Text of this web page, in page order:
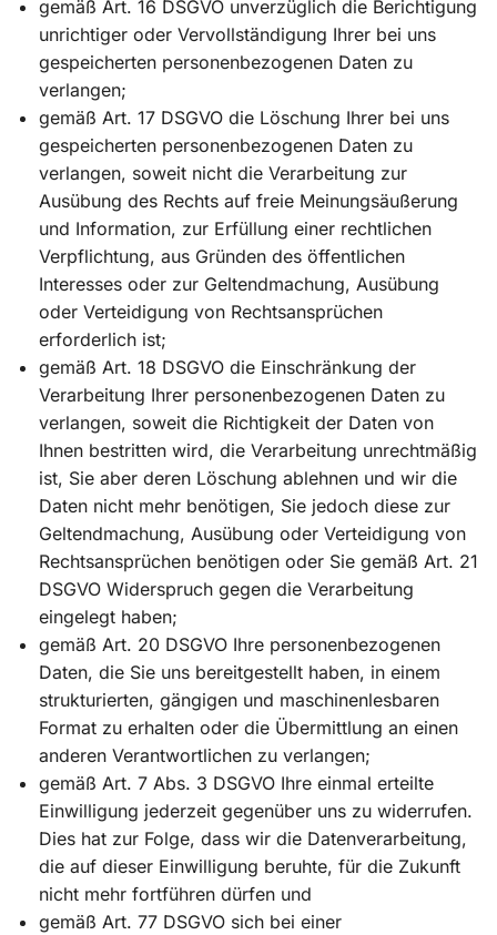
gemäß Art. 16 DSGVO unverzüglich die Berichtigung
unrichtiger oder Vervollständigung Ihrer bei uns
gespeicherten personenbezogenen Daten zu
verlangen;
gemäß Art. 17 DSGVO die Löschung Ihrer bei uns
gespeicherten personenbezogenen Daten zu
verlangen, soweit nicht die Verarbeitung zur
Ausübung des Rechts auf freie Meinungsäußerung
und Information, zur Erfüllung einer rechtlichen
Verpflichtung, aus Gründen des öffentlichen
Interesses oder zur Geltendmachung, Ausübung
oder Verteidigung von Rechtsansprüchen
erforderlich ist;
gemäß Art. 18 DSGVO die Einschränkung der
Verarbeitung Ihrer personenbezogenen Daten zu
verlangen, soweit die Richtigkeit der Daten von
Ihnen bestritten wird, die Verarbeitung unrechtmäßig
ist, Sie aber deren Löschung ablehnen und wir die
Daten nicht mehr benötigen, Sie jedoch diese zur
Geltendmachung, Ausübung oder Verteidigung von
Rechtsansprüchen benötigen oder Sie gemäß Art. 21
DSGVO Widerspruch gegen die Verarbeitung
eingelegt haben;
gemäß Art. 20 DSGVO Ihre personenbezogenen
Daten, die Sie uns bereitgestellt haben, in einem
strukturierten, gängigen und maschinenlesbaren
Format zu erhalten oder die Übermittlung an einen
anderen Verantwortlichen zu verlangen;
gemäß Art. 7 Abs. 3 DSGVO Ihre einmal erteilte
Einwilligung jederzeit gegenüber uns zu widerrufen.
Dies hat zur Folge, dass wir die Datenverarbeitung,
die auf dieser Einwilligung beruhte, für die Zukunft
nicht mehr fortführen dürfen und
gemäß Art. 77 DSGVO sich bei einer